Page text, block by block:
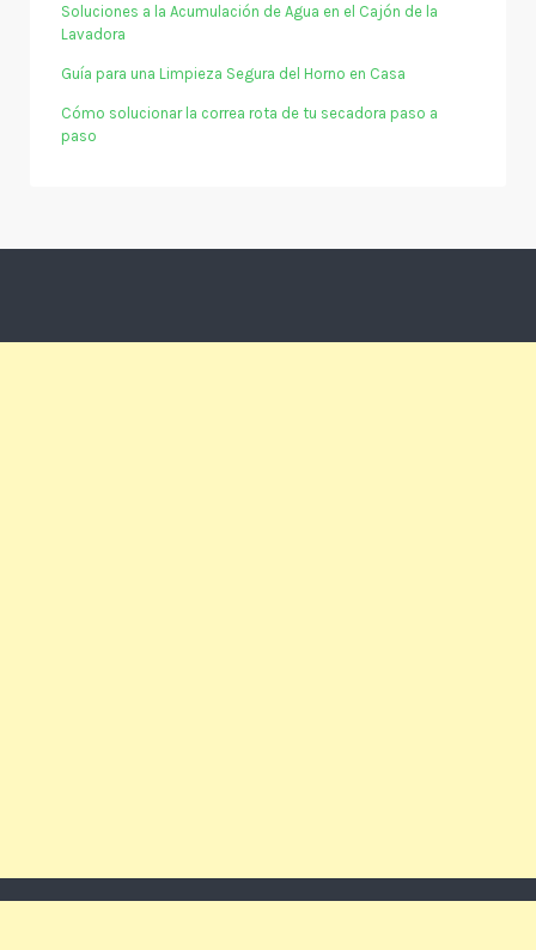
Soluciones a la Acumulación de Agua en el Cajón de la
Lavadora
Guía para una Limpieza Segura del Horno en Casa
Cómo solucionar la correa rota de tu secadora paso a
paso